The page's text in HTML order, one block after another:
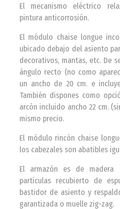
El mecanismo eléctrico
pintura anticorrosión.
El módulo chaise longue
ubicado debajo del asiento
decorativos, mantas, etc. De
ángulo recto (no como
un ancho de 20 cm. e
También dispones como
arcón incluido ancho 22 cm.
mismo precio.
El módulo rincón chaise
los cabezales son abatibles
El armazón es de
partículas recubierto de
bastidor de asiento y
garantizada o muelle zig-zag.